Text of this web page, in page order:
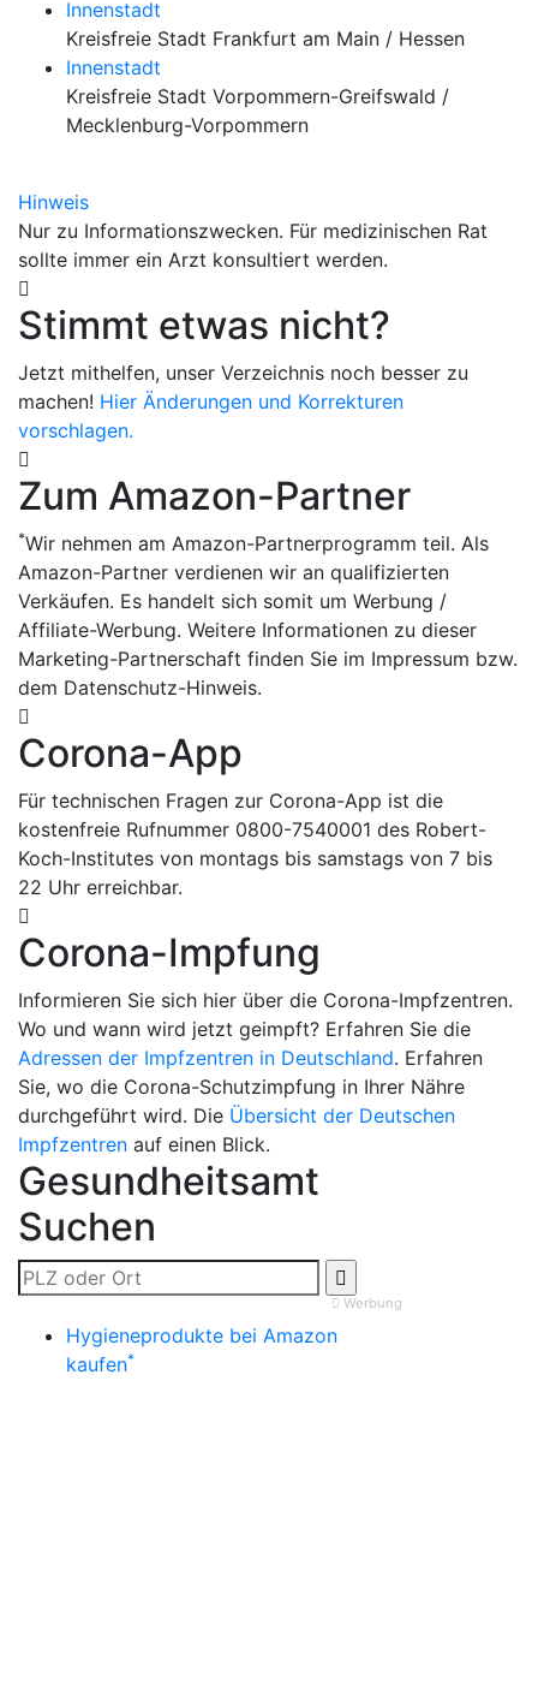
Innenstadt
Kreisfreie Stadt Frankfurt am Main / Hessen
Innenstadt
Kreisfreie Stadt Vorpommern-Greifswald /
Mecklenburg-Vorpommern
Hinweis
Nur zu Informationszwecken. Für medizinischen Rat
sollte immer ein Arzt konsultiert werden.
Stimmt etwas nicht?
Jetzt mithelfen, unser Verzeichnis noch besser zu
machen! Hier Änderungen und Korrekturen
vorschlagen.
Zum Amazon-Partner
*Wir nehmen am Amazon-Partnerprogramm teil. Als
Amazon-Partner verdienen wir an qualifizierten
Verkäufen. Es handelt sich somit um Werbung /
Affiliate-Werbung. Weitere Informationen zu dieser
Marketing-Partnerschaft finden Sie im Impressum bzw.
dem Datenschutz-Hinweis.
Corona-App
Für technischen Fragen zur Corona-App ist die
kostenfreie Rufnummer 0800-7540001 des Robert-
Koch-Institutes von montags bis samstags von 7 bis
22 Uhr erreichbar.
Corona-Impfung
Informieren Sie sich hier über die Corona-Impfzentren.
Wo und wann wird jetzt geimpft? Erfahren Sie die
Adressen der Impfzentren in Deutschland. Erfahren
Sie, wo die Corona-Schutzimpfung in Ihrer Nähre
durchgeführt wird. Die Übersicht der Deutschen
Impfzentren auf einen Blick.
Gesundheitsamt
Suchen
Werbung
Hygieneprodukte bei Amazon
kaufen*